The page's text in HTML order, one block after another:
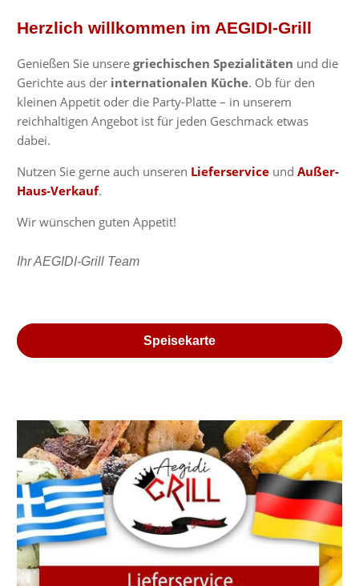
Herzlich willkommen im AEGIDI-Grill
Genießen Sie unsere griechischen Spezialitäten und die
Gerichte aus der internationalen Küche. Ob für den
kleinen Appetit oder die Party-Platte – in unserem
reichhaltigen Angebot ist für jeden Geschmack etwas
dabei.
Nutzen Sie gerne auch unseren Lieferservice und Außer-
Haus-Verkauf.
Wir wünschen guten Appetit!
Ihr AEGIDI-Grill Team
Speisekarte